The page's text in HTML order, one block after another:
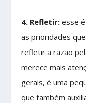
4. Refletir:esse
as prioridades
refletir a razão
merece mais
gerais, é uma
que também